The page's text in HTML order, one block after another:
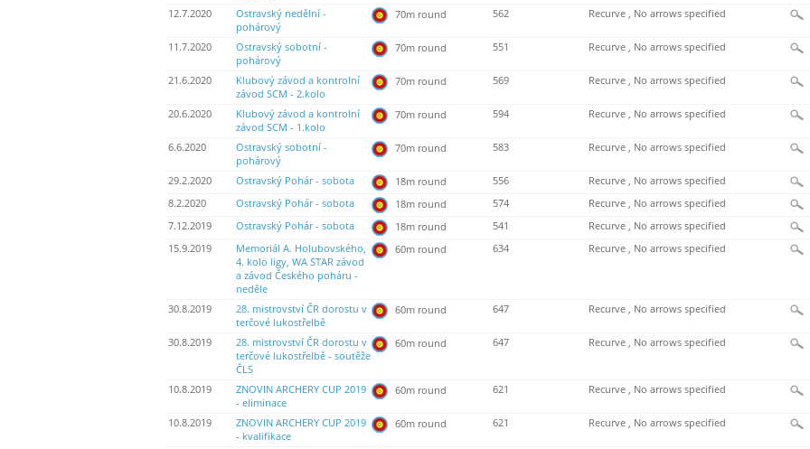
12.7.2020
Ostravský nedělní -
pohárový
70m round 562 Recurve , No arrows specified
11.7.2020
Ostravský sobotní -
pohárový
70m round 551 Recurve , No arrows specified
21.6.2020
Klubový závod a kontrolní
závod SCM - 2.kolo
70m round 569 Recurve , No arrows specified
20.6.2020
Klubový závod a kontrolní
závod SCM - 1.kolo
70m round 594 Recurve , No arrows specified
6.6.2020
Ostravský sobotní -
pohárový
70m round 583 Recurve , No arrows specified
29.2.2020 Ostravský Pohár - sobota 18m round 556
Recurve , No arrows specified
8.2.2020
Ostravský Pohár - sobota 18m round 574
Recurve , No arrows specified
7.12.2019
Ostravský Pohár - sobota 18m round 541
Recurve , No arrows specified
15.9.2019
Memoriál A. Holubovského,
4. kolo ligy, WA STAR závod
a závod Českého poháru -
neděle
60m round 634 Recurve , No arrows specified
30.8.2019
28. mistrovství ČR dorostu v
terčové lukostřelbě
60m round 647 Recurve , No arrows specified
30.8.2019
28. mistrovství ČR dorostu v
terčové lukostřelbě - soutěže
ČLS
60m round 647 Recurve , No arrows specified
10.8.2019
ZNOVIN ARCHERY CUP 2019
- eliminace
60m round 621 Recurve , No arrows specified
10.8.2019
ZNOVIN ARCHERY CUP 2019
- kvalifikace
60m round 621 Recurve , No arrows specified